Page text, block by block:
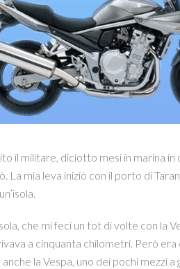
il militare, diciotto mesi in marina
La mia leva iniziò con il porto di
che mi feci un tot di volte con la
a cinquanta chilometri. Però
anche la Vespa, uno dei pochi mezzi